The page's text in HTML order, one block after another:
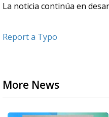
La noticia continúa en
Report a Typo
More News